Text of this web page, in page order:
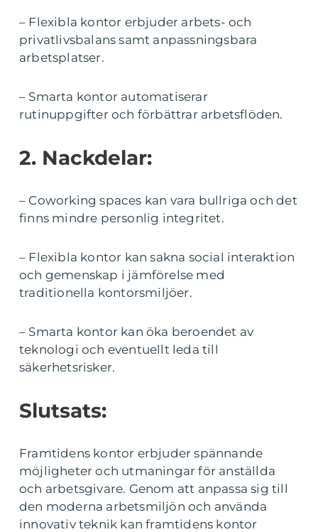
– Flexibla kontor erbjuder arbets- och
privatlivsbalans samt anpassningsbara
arbetsplatser.
– Smarta kontor automatiserar
rutinuppgifter och förbättrar arbetsflöden.
2. Nackdelar:
– Coworking spaces kan vara bullriga och det
finns mindre personlig integritet.
– Flexibla kontor kan sakna social interaktion
och gemenskap i jämförelse med
traditionella kontorsmiljöer.
– Smarta kontor kan öka beroendet av
teknologi och eventuellt leda till
säkerhetsrisker.
Slutsats:
Framtidens kontor erbjuder spännande
möjligheter och utmaningar för anställda
och arbetsgivare. Genom att anpassa sig till
den moderna arbetsmiljön och använda
innovativ teknik kan framtidens kontor